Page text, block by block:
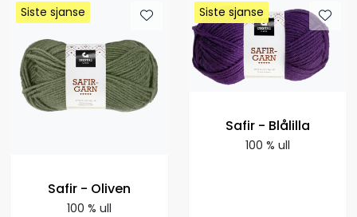
Siste sjanse
Siste sjanse
Safir - Oliven
100 % ull
Siste sjanse
Siste sjanse
Safir - Blålilla
100 % ull